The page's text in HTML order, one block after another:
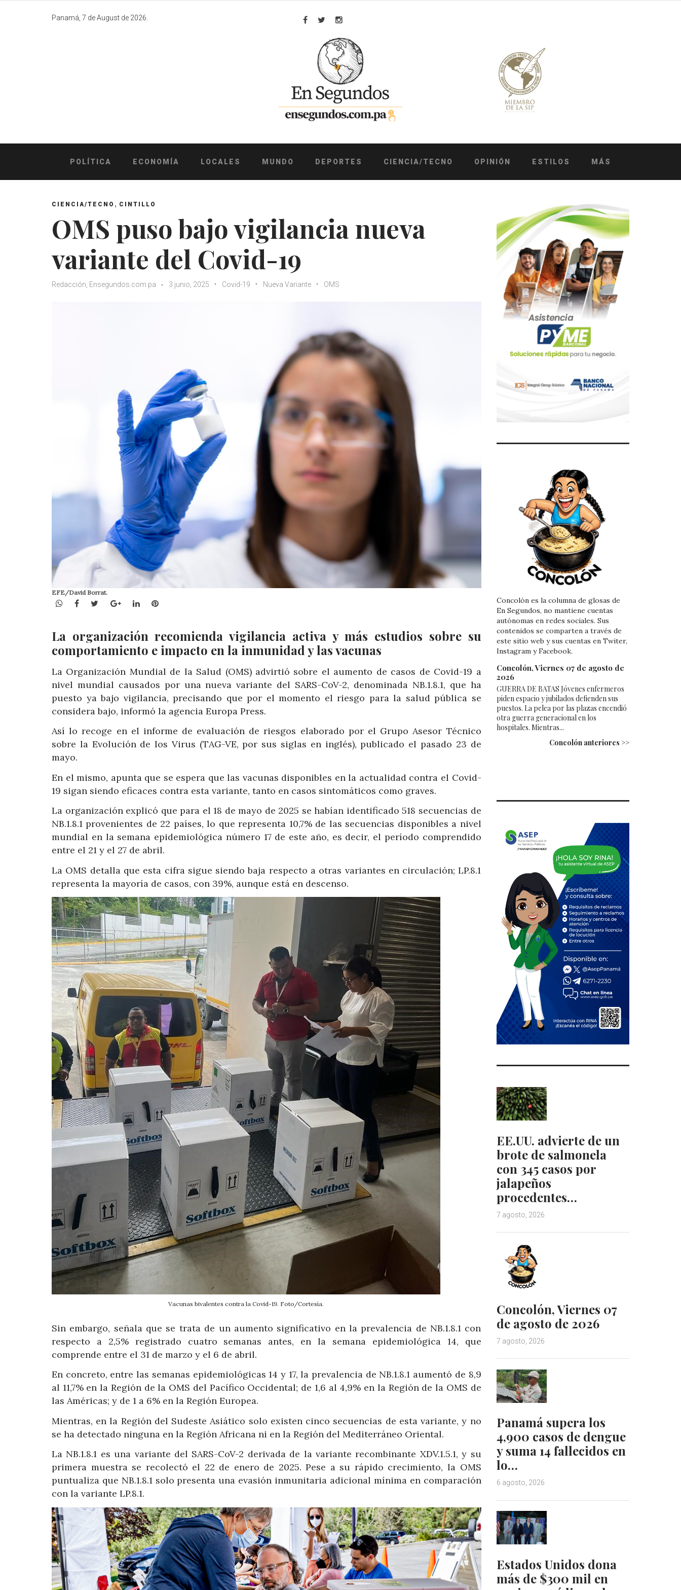
Panamá, 7 de August de 2026.
Facebook
TwitterInstagram
POLÍTICA ECONOMÍA LOCALES MUNDO DEPORTES CIENCIA/TECNO OPINIÓN ESTILOS MÁS
CIENCIA/TECNO , CINTILLO
OMS puso bajo vigilancia nueva
variante del Covid-19
Redacción, Ensegundos.com.pa 3 junio, 2025 Covid-19 Nueva Variante OMS
EFE/David Borrat.
WhatsApp
Facebook
TwitterGoogle+LinkedInPinterest
La organización recomienda vigilancia activa y más estudios sobre su
comportamiento e impacto en la inmunidad y las vacunas
La Organización Mundial de la Salud (OMS) advirtió sobre el aumento de casos de Covid-19 a
nivel mundial causados por una nueva variante del SARS-CoV-2, denominada NB.1.8.1, que ha
puesto ya bajo vigilancia, precisando que por el momento el riesgo para la salud pública se
considera bajo, informó la agencia Europa Press.
Así lo recoge en el informe de evaluación de riesgos elaborado por el Grupo Asesor Técnico
sobre la Evolución de los Virus (TAG-VE, por sus siglas en inglés), publicado el pasado 23 de
mayo.
En el mismo, apunta que se espera que las vacunas disponibles en la actualidad contra el Covid-
19 sigan siendo eficaces contra esta variante, tanto en casos sintomáticos como graves.
La organización explicó que para el 18 de mayo de 2025 se habían identificado 518 secuencias de
NB.1.8.1 provenientes de 22 países, lo que representa 10,7% de las secuencias disponibles a nivel
mundial en la semana epidemiológica número 17 de este año, es decir, el período comprendido
entre el 21 y el 27 de abril.
La OMS detalla que esta cifra sigue siendo baja respecto a otras variantes en circulación; LP.8.1
representa la mayoría de casos, con 39%, aunque está en descenso.
Vacunas bivalentes contra la Covid-19. Foto/Cortesía.
Sin embargo, señala que se trata de un aumento significativo en la prevalencia de NB.1.8.1 con
respecto a 2,5% registrado cuatro semanas antes, en la semana epidemiológica 14, que
comprende entre el 31 de marzo y el 6 de abril.
En concreto, entre las semanas epidemiológicas 14 y 17, la prevalencia de NB.1.8.1 aumentó de 8,9
al 11,7% en la Región de la OMS del Pacífico Occidental; de 1,6 al 4,9% en la Región de la OMS de
las Américas; y de 1 a 6% en la Región Europea.
Mientras, en la Región del Sudeste Asiático solo existen cinco secuencias de esta variante, y no
se ha detectado ninguna en la Región Africana ni en la Región del Mediterráneo Oriental.
La NB.1.8.1 es una variante del SARS-CoV-2 derivada de la variante recombinante XDV.1.5.1, y su
primera muestra se recolectó el 22 de enero de 2025. Pese a su rápido crecimiento, la OMS
puntualiza que NB.1.8.1 solo presenta una evasión inmunitaria adicional mínima en comparación
con la variante LP.8.1.
Concolón es la columna de glosas de
En Segundos, no mantiene cuentas
autónomas en redes sociales. Sus
contenidos se comparten a través de
este sitio web y sus cuentas en Twiter,
Instagram y Facebook.
Concolón, Viernes 07 de agosto de
2026
GUERRA DE BATAS Jóvenes enfermeros
piden espacio y jubilados defienden sus
puestos. La pelea por las plazas encendió
otra guerra generacional en los
hospitales. Mientras...
Concolón anteriores >>
EE.UU. advierte de un
brote de salmonela
con 345 casos por
jalapeños
procedentes…
7 agosto, 2026
Concolón, Viernes 07
de agosto de 2026
7 agosto, 2026
Panamá supera los
4,900 casos de dengue
y suma 14 fallecidos en
lo…
6 agosto, 2026
Estados Unidos dona
más de $300 mil en